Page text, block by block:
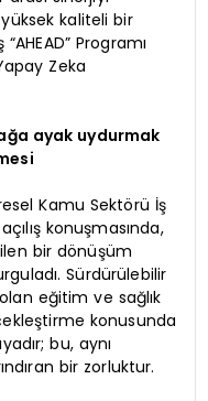
kaliteli bir
Programı
Zeka
ayak uydurmak
Kamu Sektörü İş
konuşmasında,
bir dönüşüm
Sürdürülebilir
eğitim ve sağlık
konusunda
bu, aynı
bir zorluktur.